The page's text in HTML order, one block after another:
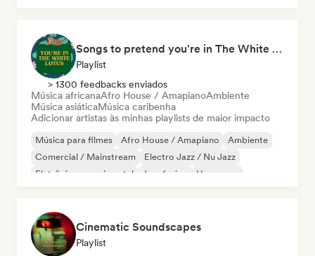
Songs to pretend you're in The White Lotus
Playlist
> 1300 feedbacks enviados
Música africanaAfro House / AmapianoAmbiente
Música asiáticaMúsica caribenha
Adicionar artistas às minhas playlists de maior impacto
Música para filmes Afro House / Amapiano
Ambiente
Comercial / Mainstream
Electro Jazz / Nu Jazz
Eletrônica experimental
Jazz fusion Hyperpop
Cinematic Soundscapes
Playlist